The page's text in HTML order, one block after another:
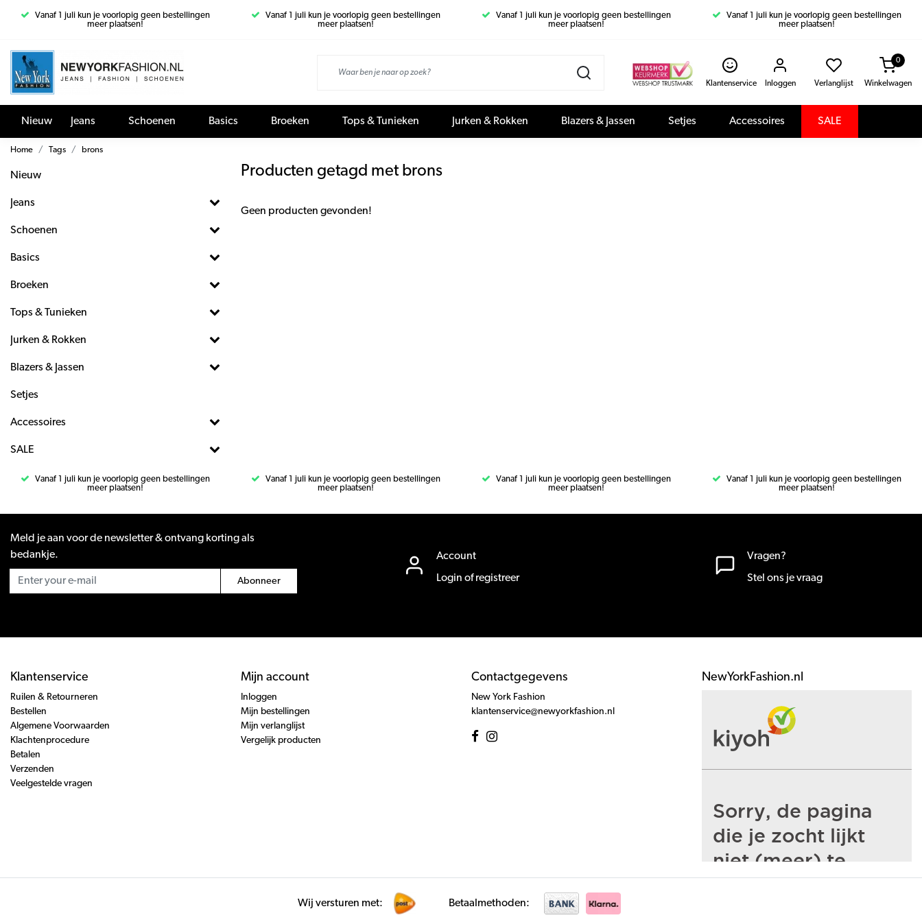
Vanaf 1 juli kun je voorlopig geen bestellingen
meer plaatsen!
Vanaf 1 juli kun je voorlopig geen bestellingen
meer plaatsen!
Vanaf 1 juli kun je voorlopig geen bestellingen
meer plaatsen!
Vanaf 1 juli kun je voorlopig geen bestellingen
meer plaatsen!
Klantenservice Inloggen Verlanglijst Winkelwagen
0
Nieuw Jeans Schoenen Basics Broeken Tops & Tunieken Jurken & Rokken Blazers & Jassen Setjes Accessoires SALE
Home Tags brons
Nieuw
Jeans
Schoenen
Basics
Broeken
Tops & Tunieken
Jurken & Rokken
Blazers & Jassen
Setjes
Accessoires
SALE
Producten getagd met brons
Geen producten gevonden!
Vanaf 1 juli kun je voorlopig geen bestellingen
meer plaatsen!
Vanaf 1 juli kun je voorlopig geen bestellingen
meer plaatsen!
Vanaf 1 juli kun je voorlopig geen bestellingen
meer plaatsen!
Vanaf 1 juli kun je voorlopig geen bestellingen
meer plaatsen!
Meld je aan voor de newsletter & ontvang korting als
bedankje.
Abonneer
Account
Login of registreer
Vragen?
Stel ons je vraag
Klantenservice
Ruilen & Retourneren
Bestellen
Algemene Voorwaarden
Klachtenprocedure
Betalen
Verzenden
Veelgestelde vragen
Mijn account
Inloggen
Mijn bestellingen
Mijn verlanglijst
Vergelijk producten
Contactgegevens
New York Fashion
klantenservice@newyorkfashion.nl
NewYorkFashion.nl
Wij versturen met: Betaalmethoden: